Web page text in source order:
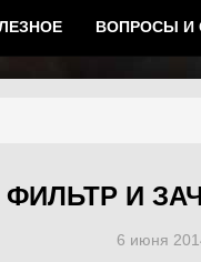
ВОПРОСЫ И
ФИЛЬТР И
6 июня